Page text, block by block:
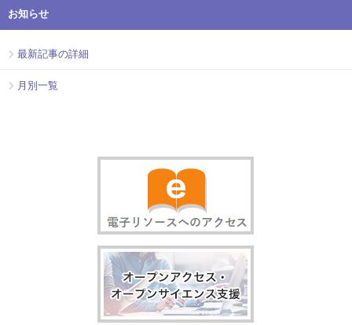
お知らせ
最新記事の詳細
月別一覧